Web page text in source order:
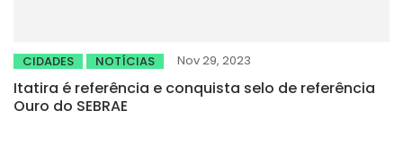
CIDADES NOTÍCIAS Nov 29, 2023
Itatira é referência e conquista selo de referência
Ouro do SEBRAE